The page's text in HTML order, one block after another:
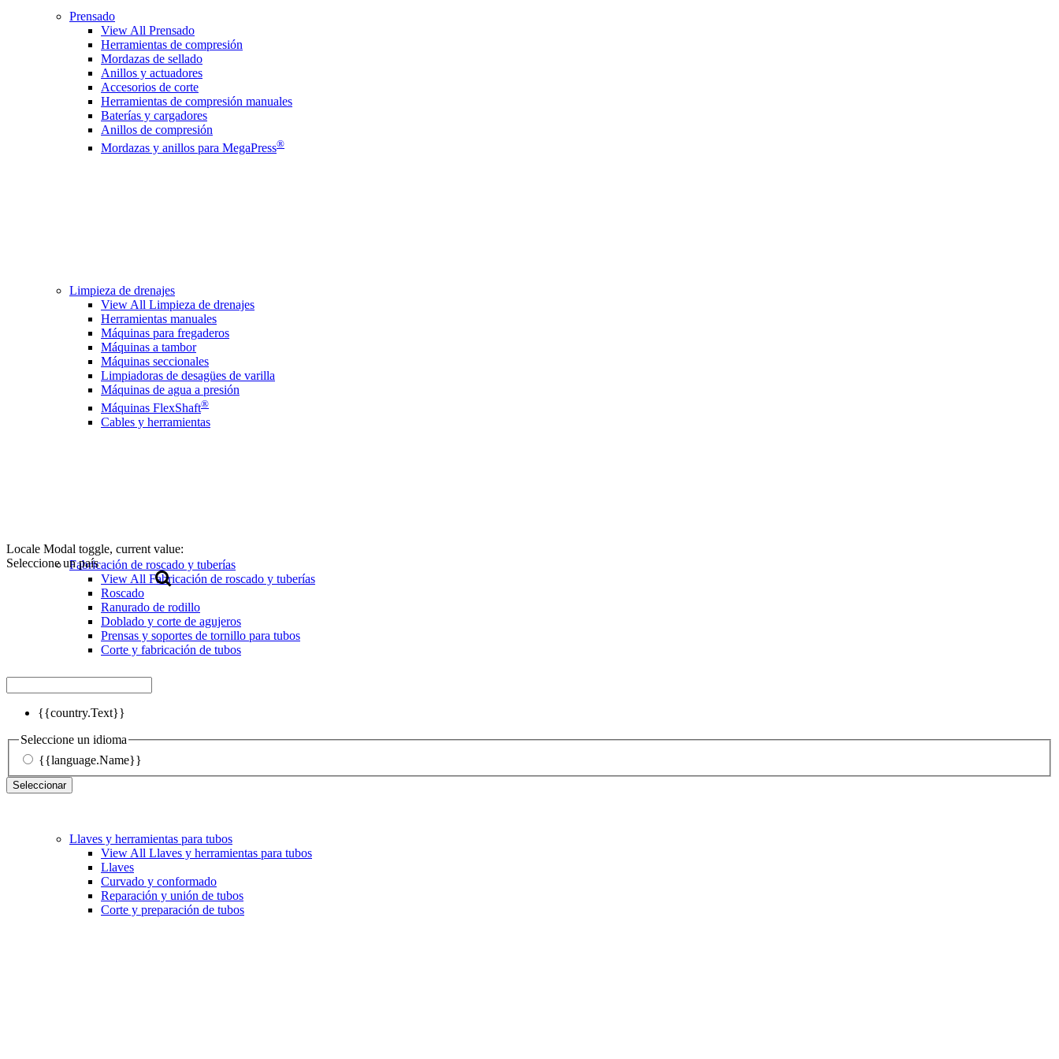
Locale Modal toggle, current value:
Seleccione un país
{{country.Text}}
Seleccione un idioma
{{language.Name}}
Seleccionar
Prensado
View All Prensado
Herramientas de compresión
Mordazas de sellado
Anillos y actuadores
Accesorios de corte
Herramientas de compresión manuales
Baterías y cargadores
Anillos de compresión
Mordazas y anillos para MegaPress®
Limpieza de drenajes
View All Limpieza de drenajes
Herramientas manuales
Máquinas para fregaderos
Máquinas a tambor
Máquinas seccionales
Limpiadoras de desagües de varilla
Máquinas de agua a presión
Máquinas FlexShaft®
Cables y herramientas
Fabricación de roscado y tuberías
View All Fabricación de roscado y tuberías
Roscado
Ranurado de rodillo
Doblado y corte de agujeros
Prensas y soportes de tornillo para tubos
Corte y fabricación de tubos
Llaves y herramientas para tubos
View All Llaves y herramientas para tubos
Llaves
Curvado y conformado
Reparación y unión de tubos
Corte y preparación de tubos